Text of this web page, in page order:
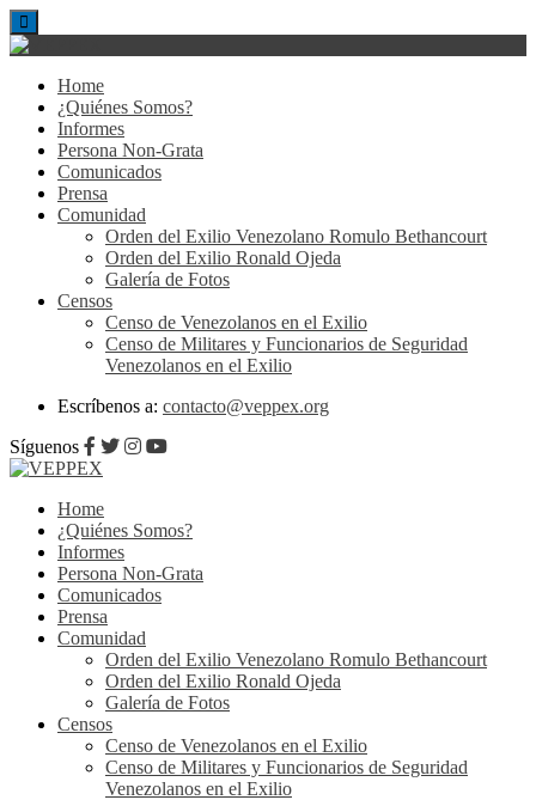
Home
¿Quiénes Somos?
Informes
Persona Non-Grata
Comunicados
Prensa
Comunidad
Orden del Exilio Venezolano Romulo Bethancourt
Orden del Exilio Ronald Ojeda
Galería de Fotos
Censos
Censo de Venezolanos en el Exilio
Censo de Militares y Funcionarios de Seguridad
Venezolanos en el Exilio
Escríbenos a: contacto@veppex.org
Síguenos
Home
¿Quiénes Somos?
Informes
Persona Non-Grata
Comunicados
Prensa
Comunidad
Orden del Exilio Venezolano Romulo Bethancourt
Orden del Exilio Ronald Ojeda
Galería de Fotos
Censos
Censo de Venezolanos en el Exilio
Censo de Militares y Funcionarios de Seguridad
Venezolanos en el Exilio